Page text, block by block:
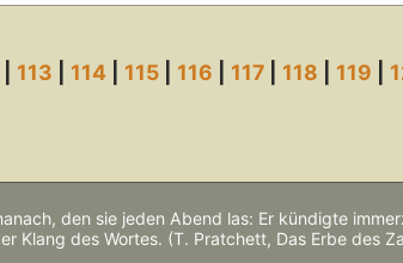
113 114 115 116 117 118 119
den sie jeden Abend las: Er kündigte
Klang des Wortes. (T. Pratchett, Das Erbe des